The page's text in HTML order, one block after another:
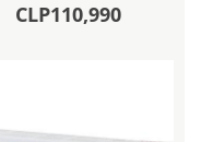
CLP110,990